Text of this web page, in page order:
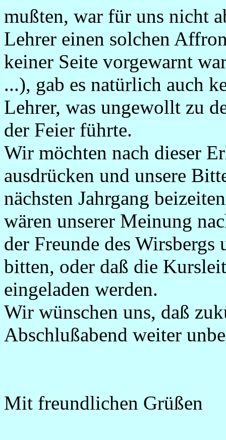
mußten, war für uns nicht
Lehrer einen solchen
keiner Seite vorgewarnt
...), gab es natürlich auch
Lehrer, was ungewollt zu
der Feier führte.
Wir möchten nach dieser
ausdrücken und unsere
nächsten Jahrgang
wären unserer Meinung
der Freunde des
bitten, oder daß die
eingeladen werden.
Wir wünschen uns, daß
Abschlußabend weiter
Mit freundlichen Grüßen